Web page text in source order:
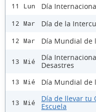
11 Lun Día
12 Mar Día de la
12 Mar Día Mundial de
13 Mié
Día
Desastres
13 Mié Día Mundial de
13 Mié
Día de llevar tu
Escuela